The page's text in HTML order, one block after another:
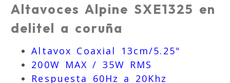
Altavoces Alpine SXE1325 en
delitel a coruña
Altavox Coaxial 13cm/5.25"
200W MAX / 35W RMS
Respuesta 60Hz a 20Khz